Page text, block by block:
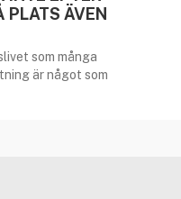
PLATS ÄVEN
som många
är något som